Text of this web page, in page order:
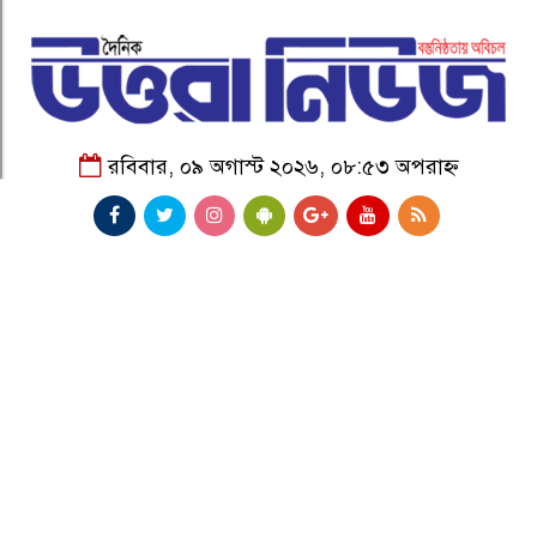
রবিবার, ০৯ অগাস্ট ২০২৬, ০৮:৫৩ অপরাহ্ন